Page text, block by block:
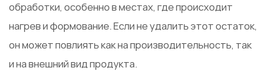
обработки, особенно в местах, где происходит
нагрев и формование. Если не удалить этот остаток,
он может повлиять как на производительность, так
и на внешний вид продукта.